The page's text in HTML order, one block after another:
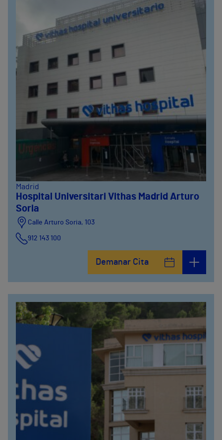
Madrid
Hospital Universitari Vithas Madrid Arturo
Soria
Calle Arturo Soria, 103
912 143 100
912 143 100
Demanar Cita